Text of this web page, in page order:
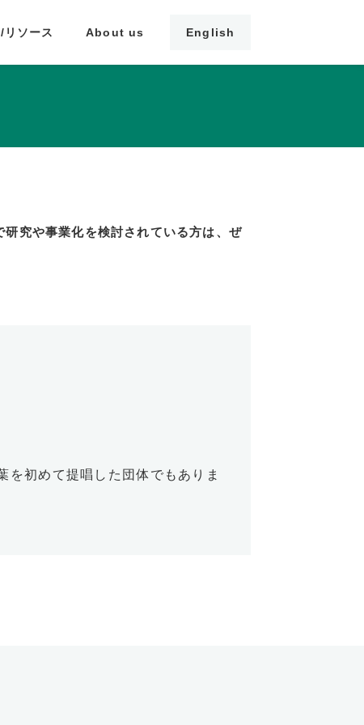
リソース About us English
究や事業化を検討されている方は、ぜ
初めて提唱した団体でもありま